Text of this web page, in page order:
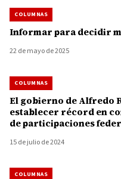
COLUMNAS
Informar para decidir
22 de mayo de 2025
COLUMNAS
El gobierno de Alfredo Ramírez Bedolla está por
establecer récord en
de participaciones
15 de julio de 2024
COLUMNAS